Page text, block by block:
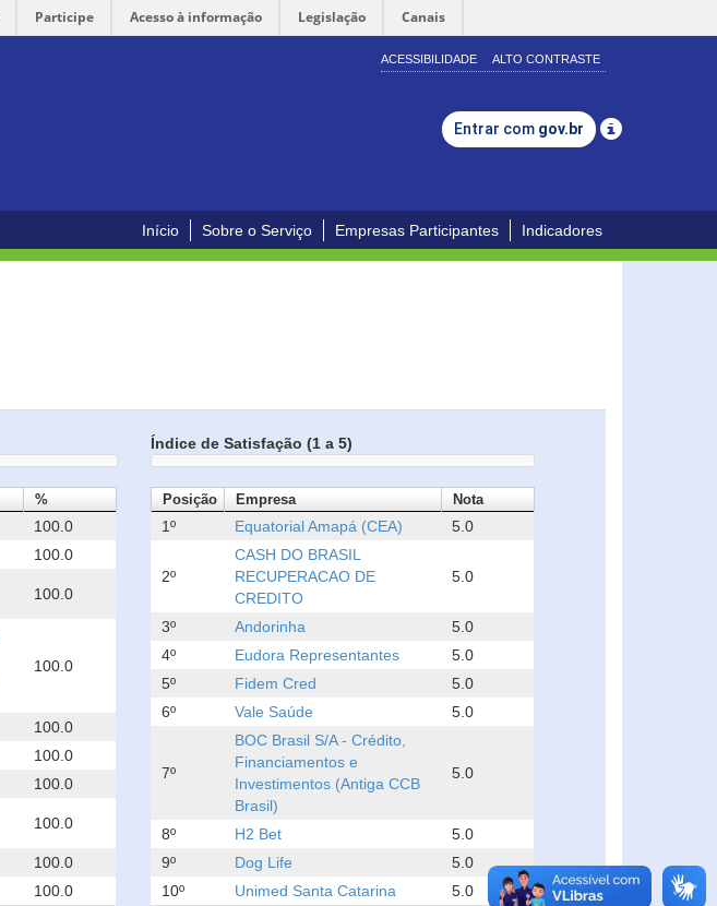
Participe Acesso à informação Legislação Canais
ACESSIBILIDADE ALTO CONTRASTE
Entrar com gov.br
Início Sobre o Serviço Empresas Participantes Indicadores
%
100.0
100.0
100.0
100.0
100.0
100.0
100.0
100.0
100.0
100.0
Índice de Satisfação (1 a 5)
Posição Empresa Nota
1º Equatorial Amapá (CEA) 5.0
2º
CASH DO BRASIL
RECUPERACAO DE
CREDITO
5.0
3º Andorinha
5.0
4º
Eudora Representantes
5.0
5º
Fidem Cred
5.0
6º
Vale Saúde 5.0
7º
BOC Brasil S/A - Crédito,
Financiamentos e
Investimentos (Antiga CCB
Brasil)
5.0
8º H2 Bet
5.0
9º
Dog Life
5.0
10º
Unimed Santa Catarina 5.0